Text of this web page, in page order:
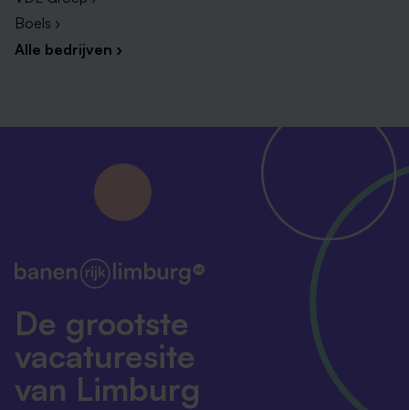
Boels ›
Alle bedrijven ›
De grootste
vacaturesite
van Limburg